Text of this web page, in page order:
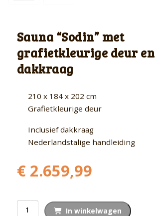
Sauna “Sodin” met
grafietkleurige deur en
dakkraag
210 x 184 x 202 cm
Grafietkleurige deur
Inclusief dakkraag
Nederlandstalige handleiding
€ 2.659,99
Sauna
In winkelwagen